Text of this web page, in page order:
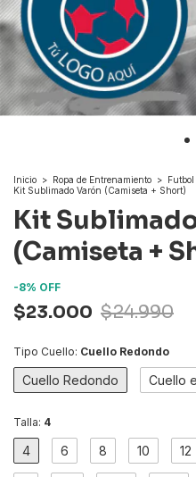
Inicio > Ropa de Entrenamiento > Futbol
Kit Sublimado Varón (Camiseta + Short)
Kit
(Camiseta +
-8% OFF
$23.000 $24.990
Tipo Cuello: Cuello Redondo
Cuello Redondo Cuello
Talla: 4
4 6 8 10 12